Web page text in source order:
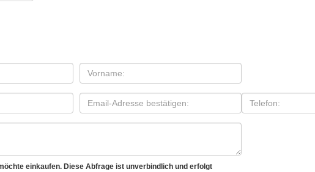
einkaufen. Diese Abfrage ist unverbindlich und erfolgt